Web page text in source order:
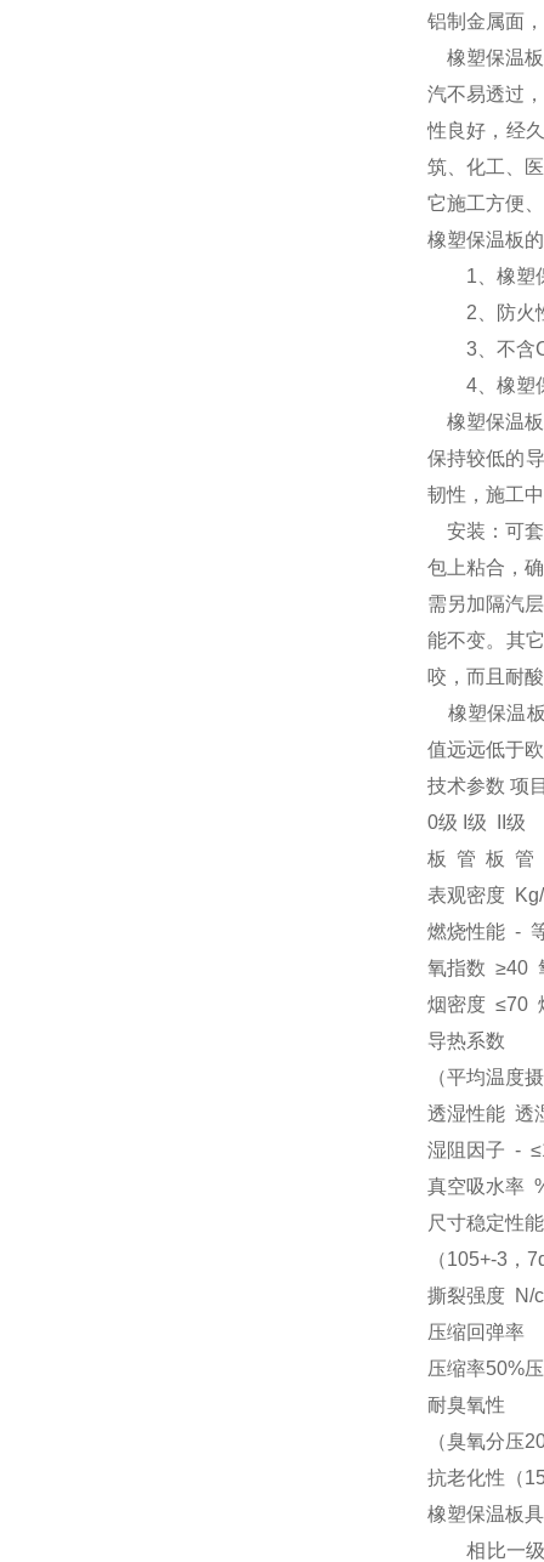
铝制金属面
橡塑保温板
汽不易透过
性良好，经
筑、化工、
它施工方便
橡塑保温板
1、橡塑保
2、防火性
3、不含
4、橡塑保
橡塑保温板
保持较低的
韧性，施工
安装：可套
包上粘合，
需另加隔汽
能不变。其
咬，而且耐
橡塑保温板
值远远低于
技术参数 项
0级 I级 II级
板 管 板
表观密度
燃烧性能 -
氧指数 ≥40
烟密度 ≤70
导热系数
（平均温度
透湿性能 透
湿阻因子 -
真空吸水率
尺寸稳定性能
（105+-3
撕裂强度
压缩回弹率
压缩率50%
耐臭氧性
（臭氧分压
抗老化性（
橡塑保温板
相比一级